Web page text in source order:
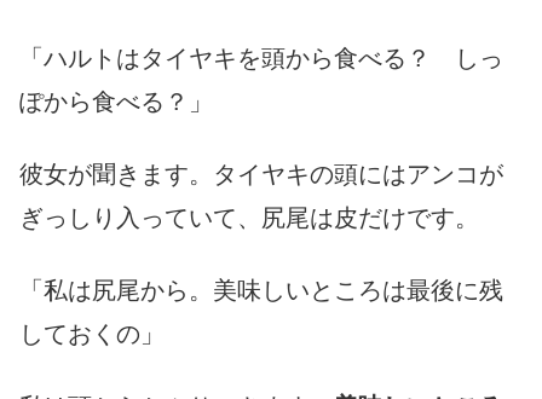
「ハルトはタイヤキを頭から食べる？ しっ
ぽから食べる？」
彼女が聞きます。タイヤキの頭にはアンコが
ぎっしり入っていて、尻尾は皮だけです。
「私は尻尾から。美味しいところは最後に残
しておくの」